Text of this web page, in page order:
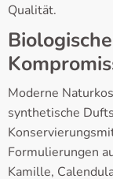
Qualität.
Moderne
synthetische
Formulierungen
Kamille,